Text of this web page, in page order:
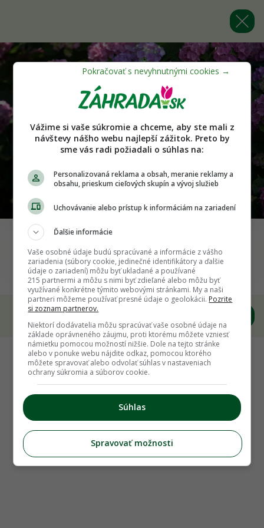
Späť na článok
Hortenziu kalinolistú režeme na jar. Ako na to?
Vážime si vaše súkromie a chceme, aby ste mali z
návštevy nášho webu najlepší zážitok. Preto by
sme vás radi požiadali o súhlas na:
Personalizovaná reklama a obsah, meranie reklamy a
obsahu, prieskum cieľových skupín a vývoj služieb
Uchovávanie alebo prístup k informáciám na zariadení
Ďalšie informácie
Vaše osobné údaje budú spracúvané a informácie z vášho
zariadenia (súbory cookie, jedinečné identifikátory a ďalšie
údaje o zariadení) môžu byť ukladané a používané
215 partnermi a môžu s nimi byť zdieľané alebo môžu byť
využívané konkrétne týmito webovými stránkami. My a naši
partneri môžeme používať presné údaje o geolokácii. Pozrite
si zoznam partnerov.
Niektorí dodávatelia môžu spracúvať vaše osobné údaje na
základe oprávneného záujmu, proti ktorému môžete vzniesť
námietku pomocou možností nižšie. Dole na tejto stránke
alebo v ponuke webu nájdite odkaz, pomocou ktorého
môžete spravovať alebo odvolať súhlas v nastaveniach
ochrany súkromia a súborov cookie.
Súhlas
Spravovať možnosti